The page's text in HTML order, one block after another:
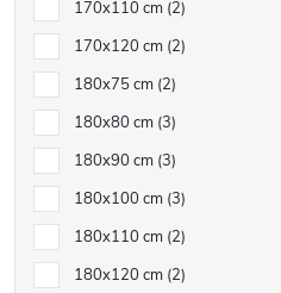
170x110 cm 2
170x120 cm 2
180x75 cm 2
180x80 cm 3
180x90 cm 3
180x100 cm 3
180x110 cm 2
180x120 cm 2